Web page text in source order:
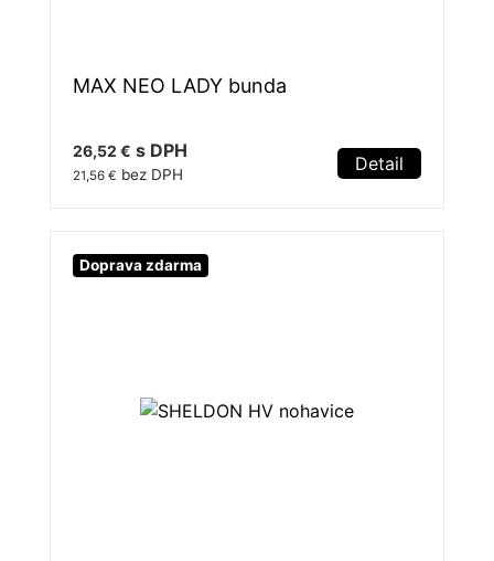
MAX NEO LADY bunda
26,52 € s DPH
21,56 € bez DPH Detail
Doprava zdarma